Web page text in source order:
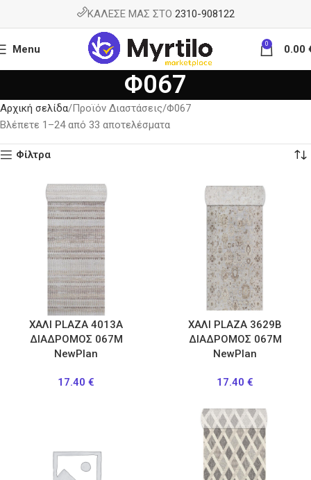
ΚΑΛΕΣΕ ΜΑΣ ΣΤΟ 2310-908122
Menu 0 0.00
Φ067
Αρχική σελίδα Προϊόν Διαστάσεις Φ067
Βλέπετε 1–24 από 33 αποτελέσματα
Φίλτρα
ΧΑΛΙ PLAZA 4013A
ΔΙΑΔΡΟΜΟΣ 067Μ
NewPlan
17.40 €
ΧΑΛΙ PLAZA 3629B
ΔΙΑΔΡΟΜΟΣ 067Μ
NewPlan
17.40 €